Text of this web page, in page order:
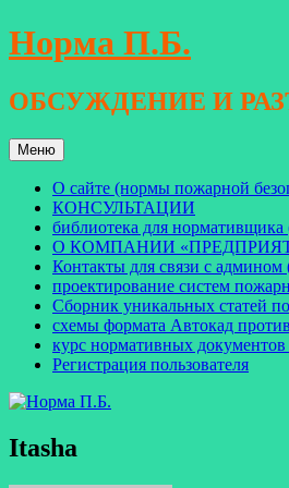
Перейти
к
Норма П.Б.
ОБСУЖДЕНИЕ И
Меню
О сайте (нормы пожарной
КОНСУЛЬТАЦИИ
библиотека для
О КОМПАНИИ
Контакты для связи с админом
проектирование систем
Сборник уникальных статей
схемы формата Автокад
курс нормативных
Регистрация пользователя
Itasha